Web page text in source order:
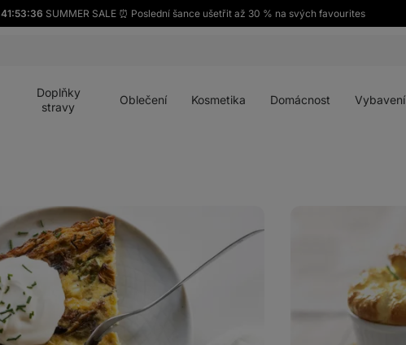
41:53:34 SUMMER SALE ⏰ Poslední šance ušetřit až 30 % na svých favourites
Doplňky
stravy
Oblečení Kosmetika Domácnost Vybavení